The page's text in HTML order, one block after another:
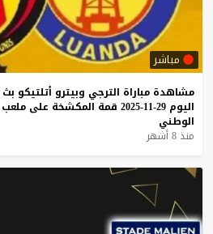
مباشر
مشاهدة مباراة الترجي وبيترو أتلتيكو بث
اليوم 29-11-2025 قمة المكشخة على ملعب
الوطني
منذ 8 أشهر